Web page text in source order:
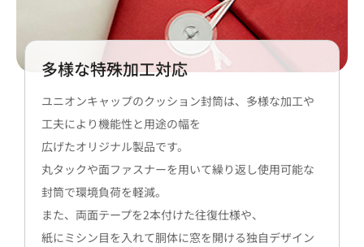
多様な特殊加工対応
ユニオンキャップのクッション封筒は、多様な加工や
工夫により機能性と用途の幅を
広げたオリジナル製品です。
丸タックや面ファスナーを用いて繰り返し使用可能な
封筒で環境負荷を軽減。
また、両面テープを2本付けた往復仕様や、
紙にミシン目を入れて胴体に窓を開ける独自デザイン